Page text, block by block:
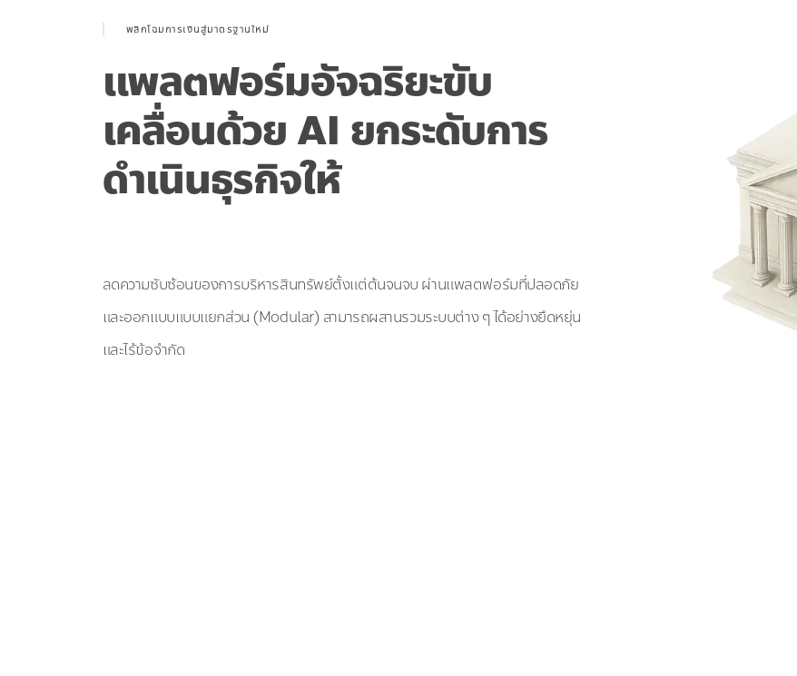
พลิกโฉมการเงินสู่มาตรฐานใหม่
แพลตฟอร์มอัจฉริยะขับ
เคลื่อนด้วย AI ยกระดับการ
ดำเนินธุรกิจให้
ลดความซับซ้อนของการบริหารสินทรัพย์ตั้งแต่ต้นจนจบ ผ่านแพลตฟอร์มที่ปลอดภัย
และออกแบบแบบแยกส่วน (Modular) สามารถผสานรวมระบบต่าง ๆ ได้อย่างยืดหยุ่น
และไร้ข้อจำกัด